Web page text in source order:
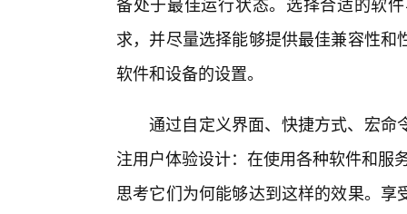
求，并尽量选择能够提供最佳兼容性
软件和设备的设置。
通过自定义界面、快捷方式、宏命
注用户体验设计：在使用各种软件和服
思考它们为何能够达到这样的效果。